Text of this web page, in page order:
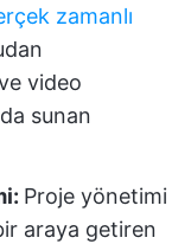
zamanlı
video
sunan
Proje yönetimi
araya getiren